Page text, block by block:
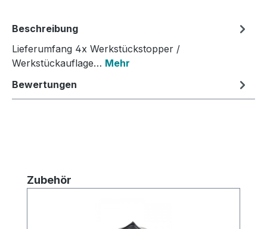
Beschreibung
Lieferumfang 4x Werkstückstopper /
Werkstückauflage… Mehr
Bewertungen
Produktgalerie überspringen
Zubehör